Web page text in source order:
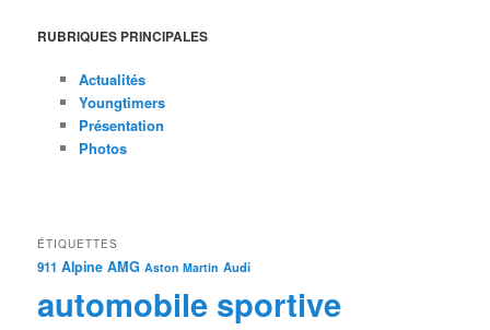
RUBRIQUES PRINCIPALES
Actualités
Youngtimers
Présentation
Photos
ÉTIQUETTES
911 Alpine AMG Aston Martin Audi
automobile sportive